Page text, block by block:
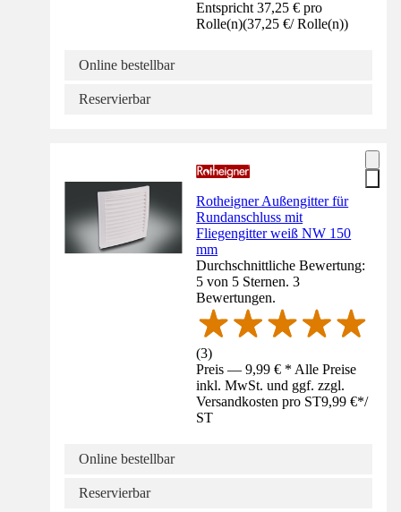
Entspricht 37,25 € pro
Rolle(n)(37,25 €/ Rolle(n))
Online bestellbar
Reservierbar
Rotheigner Außengitter für
Rundanschluss mit
Fliegengitter weiß NW 150
mm
Durchschnittliche Bewertung:
5 von 5 Sternen. 3
Bewertungen.
(3)
Preis — 9,99 € * Alle Preise
inkl. MwSt. und ggf. zzgl.
Versandkosten pro ST9,99 €*/
ST
Online bestellbar
Reservierbar